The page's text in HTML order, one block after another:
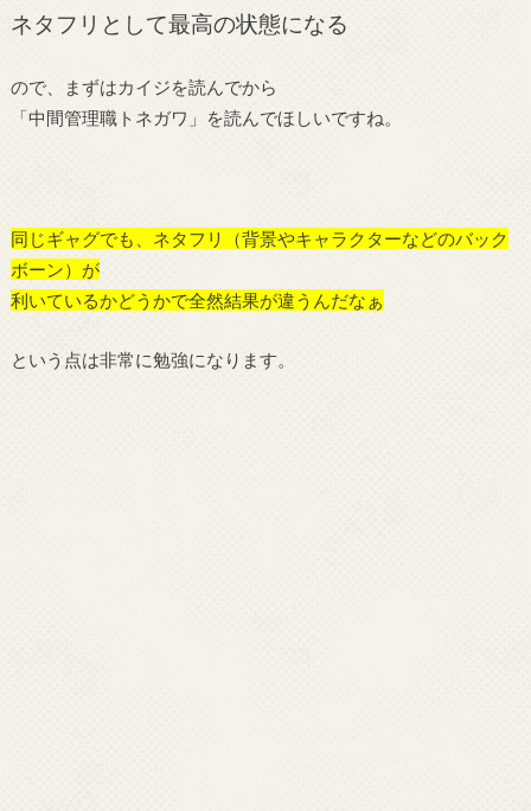
ネタフリとして最高の状態になる
ので、まずはカイジを読んでから
「中間管理職トネガワ」を読んでほしいですね。
同じギャグでも、ネタフリ（背景やキャラクターなどのバック
ボーン）が
利いているかどうかで全然結果が違うんだなぁ
という点は非常に勉強になります。